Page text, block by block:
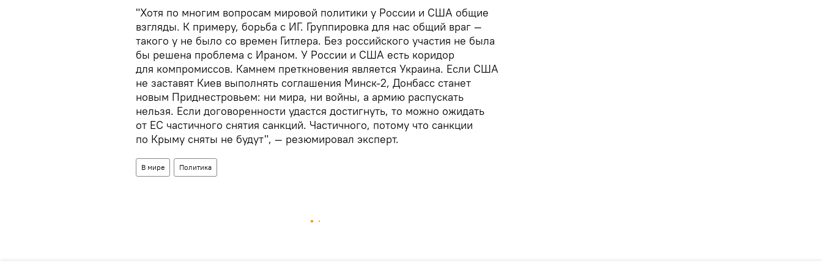
"Хотя по многим вопросам мировой политики у России и США общие
взгляды. К примеру, борьба с ИГ. Группировка для нас общий враг —
такого у не было со времен Гитлера. Без российского участия не была
бы решена проблема с Ираном. У России и США есть коридор
для компромиссов. Камнем преткновения является Украина. Если США
не заставят Киев выполнять соглашения Минск-2, Донбасс станет
новым Приднестровьем: ни мира, ни войны, а армию распускать
нельзя. Если договоренности удастся достигнуть, то можно ожидать
от ЕС частичного снятия санкций. Частичного, потому что санкции
по Крыму сняты не будут", — резюмировал эксперт.
В мире Политика